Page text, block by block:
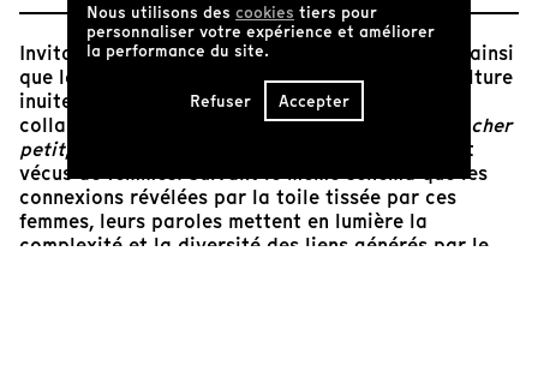
Invitation à considérer les différentes facettes, ainsi
que la prégnance, de l’adoption au sein de la culture
inuite, Marie-Hélène Cousineau articule, en
collaboration avec Mary Kunuk, dans
Unakuluk, cher
petit, sa propre expérience avec divers récits et
vécus de femmes. Suivant le même schéma que les
connexions révélées par la toile tissée par ces
femmes, leurs paroles mettent en lumière la
complexité et la diversité des liens générés par le
Nous utilisons des cookies tiers pour
personnaliser votre expérience et améliorer
la performance du site.
Refuser Accepter